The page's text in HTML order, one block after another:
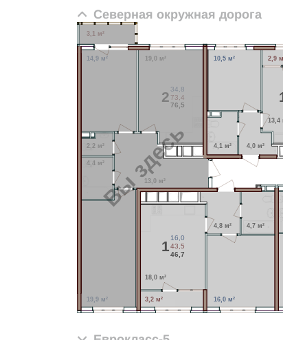
4,1 м² 4,0 м²
19,9 м²
13,0 м²
10,5 м²
13,4
2,9
14,9 м² 19,0 м²
3,1 м²
4,7 м²
18,0 м²
16,0 м²
4,8 м²
3,2 м²
2,2 м²
4,4 м²
2 34,8
73,4
76,5
1 16,0
43,5
46,7
Вы здесь
Северная окружная дорога